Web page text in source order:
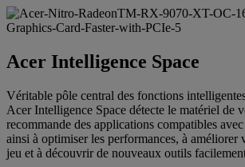
Acer Intelligence Space
Véritable pôle central des fonctions
Acer Intelligence Space détecte le matériel de
recommande des applications compatibles
ainsi à optimiser les performances, à améliorer
jeu et à découvrir de nouveaux outils